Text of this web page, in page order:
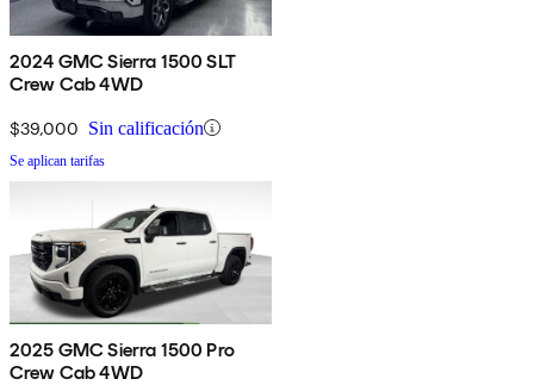
2024 GMC Sierra 1500 SLT
Crew Cab 4WD
$39,000 Sin calificación
Se aplican tarifas
2025 GMC Sierra 1500 Pro
Crew Cab 4WD